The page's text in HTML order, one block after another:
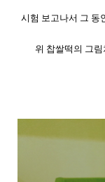
시험 보고나서 그 동
위 찹쌀떡의 그